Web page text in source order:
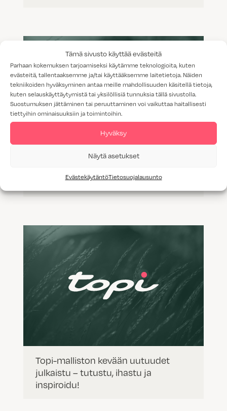
Tämä sivusto käyttää evästeitä
Parhaan kokemuksen tarjoamiseksi käytämme teknologioita, kuten
evästeitä, tallentaaksemme ja/tai käyttääksemme laitetietoja. Näiden
tekniikoiden hyväksyminen antaa meille mahdollisuuden käsitellä tietoja,
kuten selauskäyttäytymistä tai yksilöllisiä tunnuksia tällä sivustolla.
Suostumuksen jättäminen tai peruuttaminen voi vaikuttaa haitallisesti
tiettyihin ominaisuuksiin ja toimintoihin.
Hyväksy
Näytä asetukset
EvästekäytäntöTietosuojalausunto
keittiössä
Topi-malliston kevään uutuudet
julkaistu – tutustu, ihastu ja
inspiroidu!